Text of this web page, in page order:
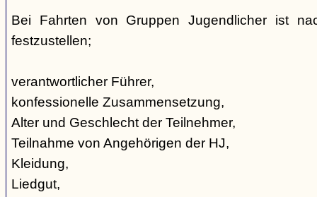
Bei Fahrten von Gruppen Jugendlicher ist
festzustellen;
verantwortlicher Führer,
konfessionelle Zusammensetzung,
Alter und Geschlecht der Teilnehmer,
Teilnahme von Angehörigen der HJ,
Kleidung,
Liedgut,